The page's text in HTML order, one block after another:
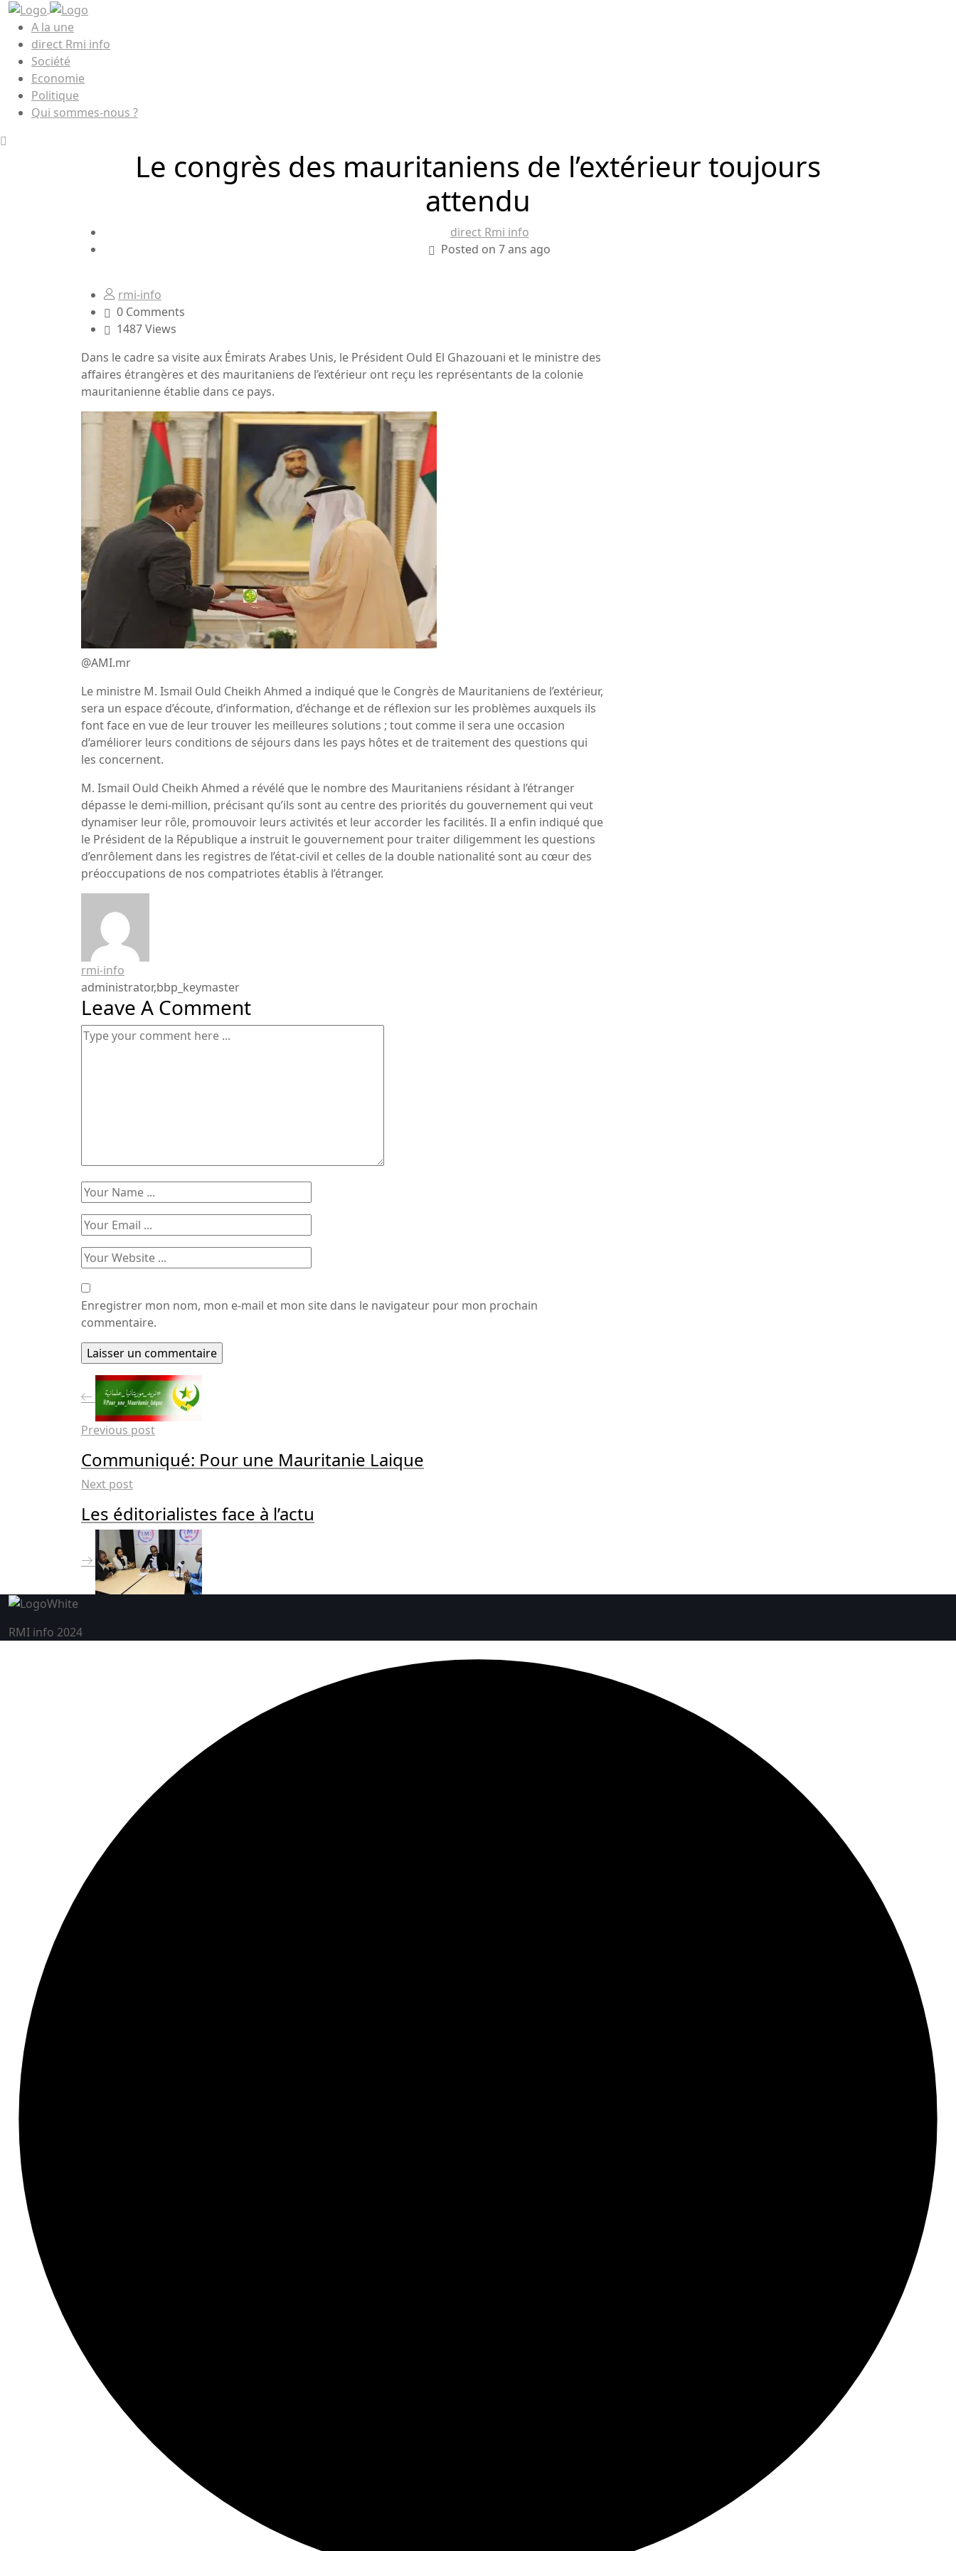
A la une
direct Rmi info
Société
Economie
Politique
Qui sommes-nous ?
Le congrès des mauritaniens de l’extérieur toujours
attendu
direct Rmi info
Posted on 7 ans ago
rmi-info
0 Comments
1487 Views
Dans le cadre sa visite aux Émirats Arabes Unis, le Président Ould El Ghazouani et le ministre des
affaires étrangères et des mauritaniens de l’extérieur ont reçu les représentants de la colonie
mauritanienne établie dans ce pays.
@AMI.mr
Le ministre M. Ismail Ould Cheikh Ahmed a indiqué que le Congrès de Mauritaniens de l’extérieur,
sera un espace d’écoute, d’information, d’échange et de réflexion sur les problèmes auxquels ils
font face en vue de leur trouver les meilleures solutions ; tout comme il sera une occasion
d’améliorer leurs conditions de séjours dans les pays hôtes et de traitement des questions qui
les concernent.
M. Ismail Ould Cheikh Ahmed a révélé que le nombre des Mauritaniens résidant à l’étranger
dépasse le demi-million, précisant qu’ils sont au centre des priorités du gouvernement qui veut
dynamiser leur rôle, promouvoir leurs activités et leur accorder les facilités. Il a enfin indiqué que
le Président de la République a instruit le gouvernement pour traiter diligemment les questions
d’enrôlement dans les registres de l’état-civil et celles de la double nationalité sont au cœur des
préoccupations de nos compatriotes établis à l’étranger.
rmi-info
administrator,bbp_keymaster
Leave A Comment
Enregistrer mon nom, mon e-mail et mon site dans le navigateur pour mon prochain
commentaire.
Previous post
Communiqué: Pour une Mauritanie Laique
Next post
Les éditorialistes face à l’actu
RMI info 2024